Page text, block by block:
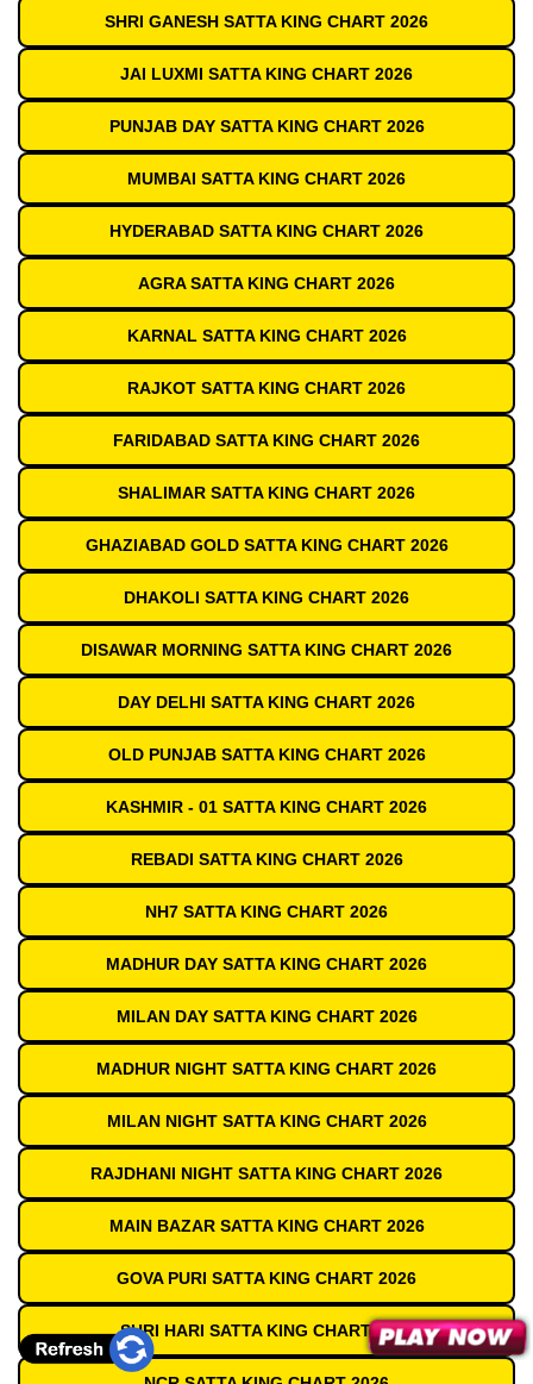
SHRI GANESH SATTA KING CHART 2026
JAI LUXMI SATTA KING CHART 2026
PUNJAB DAY SATTA KING CHART 2026
MUMBAI SATTA KING CHART 2026
HYDERABAD SATTA KING CHART 2026
AGRA SATTA KING CHART 2026
KARNAL SATTA KING CHART 2026
RAJKOT SATTA KING CHART 2026
FARIDABAD SATTA KING CHART 2026
SHALIMAR SATTA KING CHART 2026
GHAZIABAD GOLD SATTA KING CHART 2026
DHAKOLI SATTA KING CHART 2026
DISAWAR MORNING SATTA KING CHART 2026
DAY DELHI SATTA KING CHART 2026
OLD PUNJAB SATTA KING CHART 2026
KASHMIR - 01 SATTA KING CHART 2026
REBADI SATTA KING CHART 2026
NH7 SATTA KING CHART 2026
MADHUR DAY SATTA KING CHART 2026
MILAN DAY SATTA KING CHART 2026
MADHUR NIGHT SATTA KING CHART 2026
MILAN NIGHT SATTA KING CHART 2026
RAJDHANI NIGHT SATTA KING CHART 2026
MAIN BAZAR SATTA KING CHART 2026
GOVA PURI SATTA KING CHART 2026
SHRI HARI SATTA KING CHART 2026